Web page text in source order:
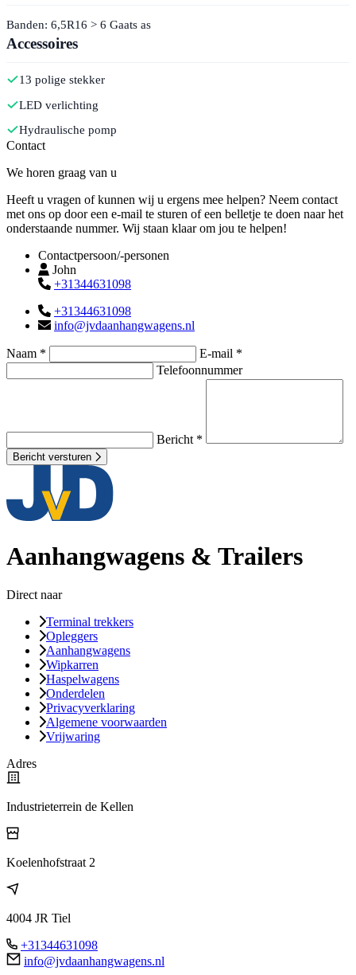
Banden: 6,5R16 > 6 Gaats as
Accessoires
13 polige stekker
LED verlichting
Hydraulische pomp
Contact
We horen graag van u
Heeft u vragen of kunnen wij u ergens mee helpen? Neem contact
met ons op door een e-mail te sturen of een belletje te doen naar het
onderstaande nummer. Wij staan klaar om jou te helpen!
Contactpersoon/-personen
John
+31344631098
+31344631098
info@jvdaanhangwagens.nl
Naam *
E-mail *
Telefoonnummer
Bericht *
Bericht versturen
Aanhangwagens & Trailers
Direct naar
Terminal trekkers
Opleggers
Aanhangwagens
Wipkarren
Haspelwagens
Onderdelen
Privacyverklaring
Algemene voorwaarden
Vrijwaring
Adres
Industrieterrein de Kellen
Koelenhofstraat 2
4004 JR Tiel
+31344631098
info@jvdaanhangwagens.nl